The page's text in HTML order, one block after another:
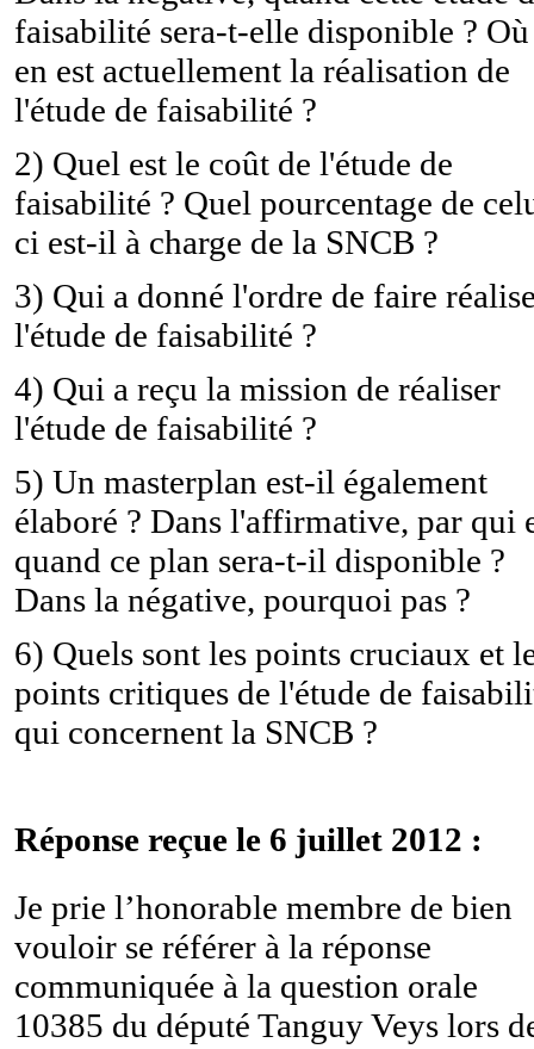
faisabilité sera-t-elle disponible ? Où
en est actuellement la réalisation de
l'étude de faisabilité ?
2) Quel est le coût de l'étude de
faisabilité ? Quel pourcentage de
ci est-il à charge de la SNCB ?
3) Qui a donné l'ordre de faire
l'étude de faisabilité ?
4) Qui a reçu la mission de réaliser
l'étude de faisabilité ?
5) Un masterplan est-il également
élaboré ? Dans l'affirmative, par qui
quand ce plan sera-t-il disponible ?
Dans la négative, pourquoi pas ?
6) Quels sont les points cruciaux et
points critiques de l'étude de
qui concernent la SNCB ?
Réponse reçue le 6 juillet 2012 :
Je prie l’honorable membre de bien
vouloir se référer à la réponse
communiquée à la question orale
10385 du député Tanguy Veys lors